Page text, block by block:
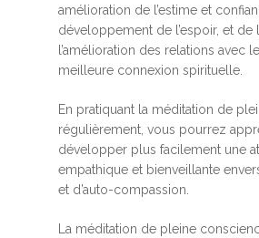
amélioration de l’estime et
développement de l’espoir, et de
l’amélioration des relations avec
meilleure connexion spirituelle.
En pratiquant la méditation de
régulièrement, vous pourrez
développer plus facilement une
empathique et bienveillante
et d’auto-compassion.
La méditation de pleine